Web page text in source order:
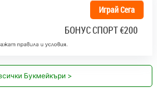
Играй Сега
БОНУС СПОРТ€200
Букмейкъри >